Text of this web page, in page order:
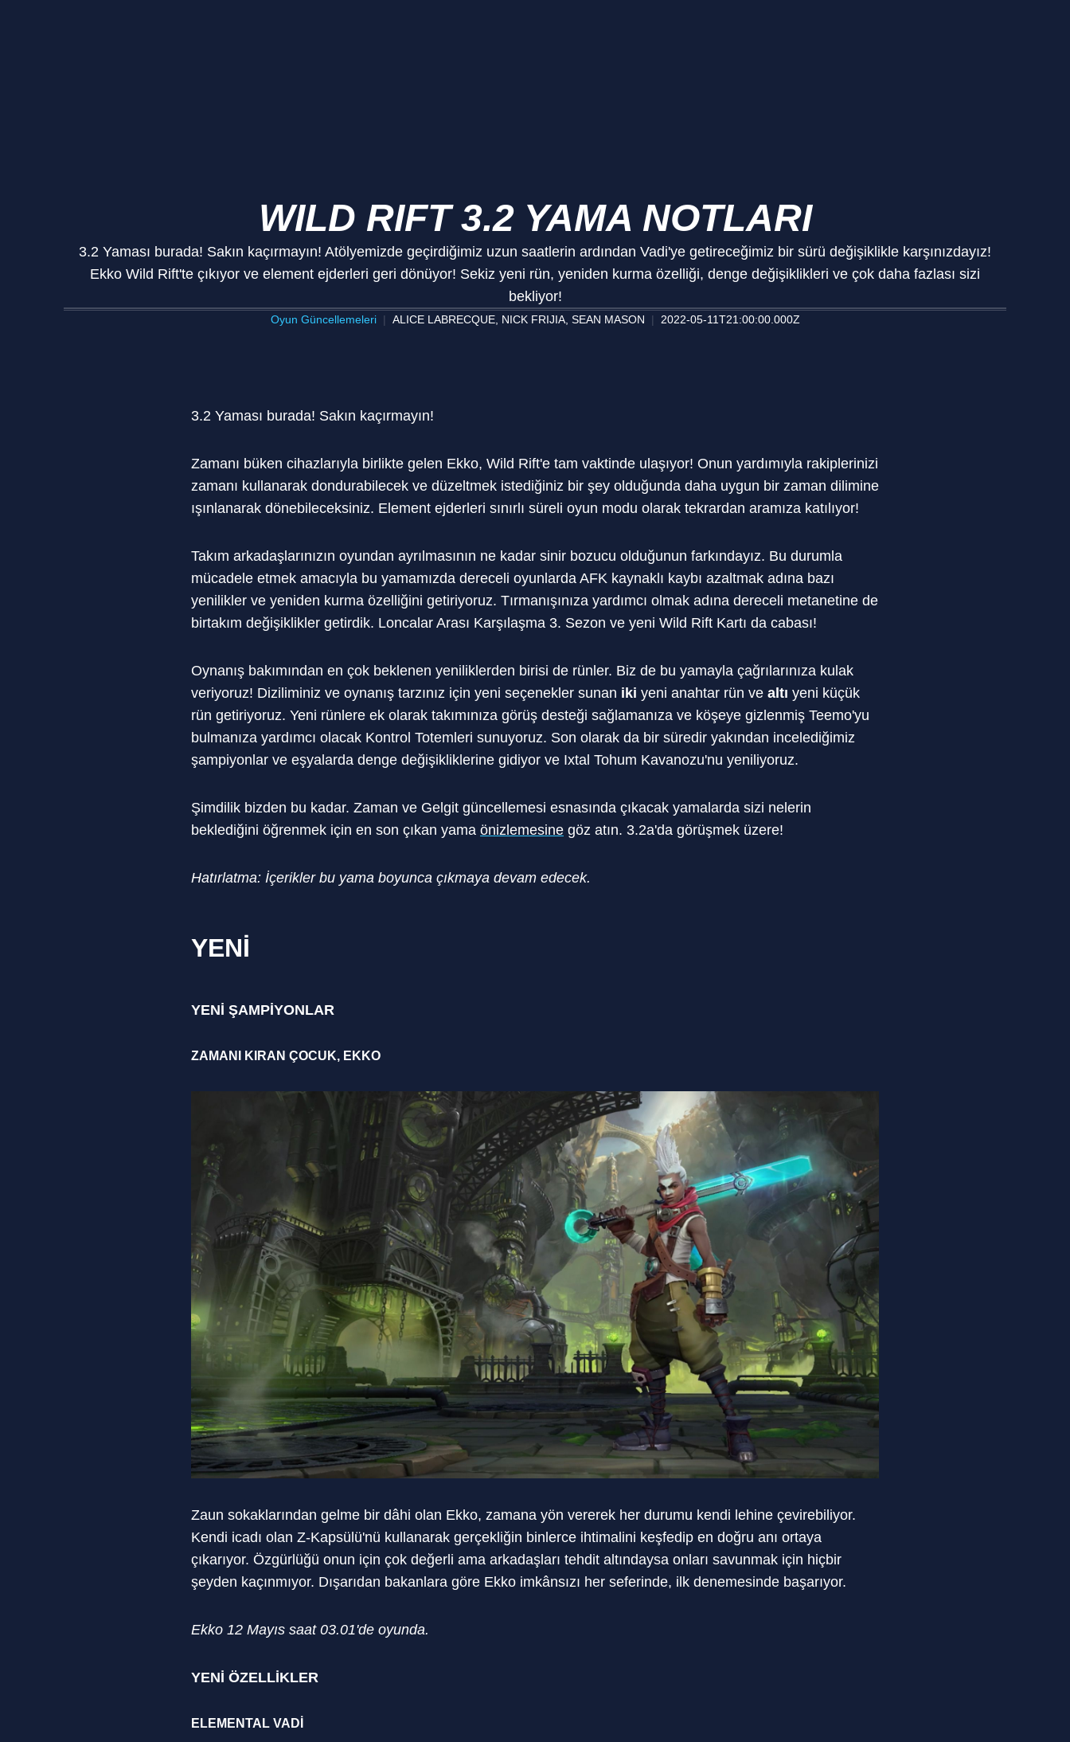
WILD RIFT 3.2 YAMA NOTLARI
3.2 Yaması burada! Sakın kaçırmayın! Atölyemizde geçirdiğimiz uzun saatlerin ardından Vadi'ye getireceğimiz bir sürü değişiklikle karşınızdayız!
Ekko Wild Rift'te çıkıyor ve element ejderleri geri dönüyor! Sekiz yeni rün, yeniden kurma özelliği, denge değişiklikleri ve çok daha fazlası sizi
bekliyor!
Oyun Güncellemeleri ALICE LABRECQUE, NICK FRIJIA, SEAN MASON 2022-05-11T21:00:00.000Z
3.2 Yaması burada! Sakın kaçırmayın!
Zamanı büken cihazlarıyla birlikte gelen Ekko, Wild Rift'e tam vaktinde ulaşıyor! Onun yardımıyla rakiplerinizi
zamanı kullanarak dondurabilecek ve düzeltmek istediğiniz bir şey olduğunda daha uygun bir zaman dilimine
ışınlanarak dönebileceksiniz. Element ejderleri sınırlı süreli oyun modu olarak tekrardan aramıza katılıyor!
Takım arkadaşlarınızın oyundan ayrılmasının ne kadar sinir bozucu olduğunun farkındayız. Bu durumla
mücadele etmek amacıyla bu yamamızda dereceli oyunlarda AFK kaynaklı kaybı azaltmak adına bazı
yenilikler ve yeniden kurma özelliğini getiriyoruz. Tırmanışınıza yardımcı olmak adına dereceli metanetine de
birtakım değişiklikler getirdik. Loncalar Arası Karşılaşma 3. Sezon ve yeni Wild Rift Kartı da cabası!
Oynanış bakımından en çok beklenen yeniliklerden birisi de rünler. Biz de bu yamayla çağrılarınıza kulak
veriyoruz! Diziliminiz ve oynanış tarzınız için yeni seçenekler sunan iki yeni anahtar rün ve altı yeni küçük
rün getiriyoruz. Yeni rünlere ek olarak takımınıza görüş desteği sağlamanıza ve köşeye gizlenmiş Teemo'yu
bulmanıza yardımcı olacak Kontrol Totemleri sunuyoruz. Son olarak da bir süredir yakından incelediğimiz
şampiyonlar ve eşyalarda denge değişikliklerine gidiyor ve Ixtal Tohum Kavanozu'nu yeniliyoruz.
Şimdilik bizden bu kadar. Zaman ve Gelgit güncellemesi esnasında çıkacak yamalarda sizi nelerin
beklediğini öğrenmek için en son çıkan yama önizlemesine göz atın. 3.2a'da görüşmek üzere!
Hatırlatma: İçerikler bu yama boyunca çıkmaya devam edecek.
YENİ
YENİ ŞAMPİYONLAR
ZAMANI KIRAN ÇOCUK, EKKO
Zaun sokaklarından gelme bir dâhi olan Ekko, zamana yön vererek her durumu kendi lehine çevirebiliyor.
Kendi icadı olan Z-Kapsülü'nü kullanarak gerçekliğin binlerce ihtimalini keşfedip en doğru anı ortaya
çıkarıyor. Özgürlüğü onun için çok değerli ama arkadaşları tehdit altındaysa onları savunmak için hiçbir
şeyden kaçınmıyor. Dışarıdan bakanlara göre Ekko imkânsızı her seferinde, ilk denemesinde başarıyor.
Ekko 12 Mayıs saat 03.01'de oyunda.
YENİ ÖZELLİKLER
ELEMENTAL VADİ